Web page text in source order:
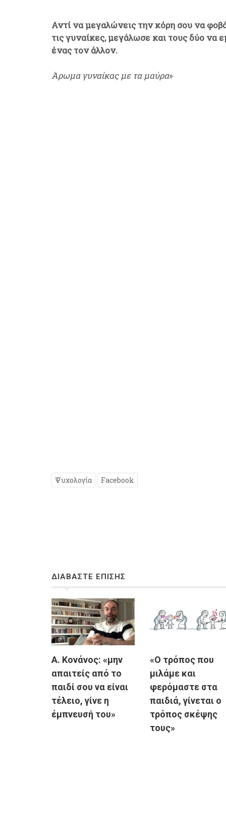
Αντί να μεγαλώνεις την κόρη σου να
τις γυναίκες, μεγάλωσε και τους δύο να
ένας τον άλλον.
Άρωμα γυναίκας με τα μαύρα»
Ψυχολογία Facebook
ΔΙΑΒΑΣΤΕ ΕΠΙΣΗΣ
Α. Κονάνος: «μην
απαιτείς από το
παιδί σου να είναι
τέλειο, γίνε η
έμπνευσή του»
«Ο τρόπος που
μιλάμε και
φερόμαστε στα
παιδιά, γίνεται ο
τρόπος σκέψης
τους»